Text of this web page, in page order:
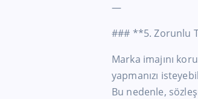
—
### **5. Zorunlu
Marka imajını
yapmanızı
Bu nedenle,